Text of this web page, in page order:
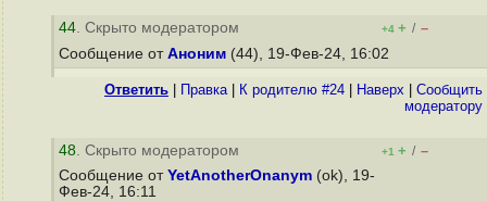
44. Скрыто модератором +4 + / –
Сообщение от Аноним (44), 19-Фев-24, 16:02
Ответить Правка| К родителю #24 Наверх
Cообщить
модератору
48. Скрыто модератором +1 + / –
Сообщение от YetAnotherOnanym (ok), 19-
Фев-24, 16:11